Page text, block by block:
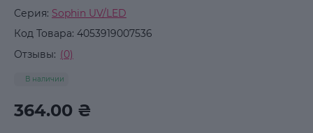
Серия: Sophin UV/LED
Код Товара: 4053919007536
Отзывы: (0)
В наличии
364.00 ₴